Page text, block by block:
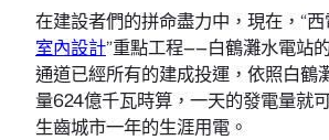
在建設者們的拼命盡力中，現在，“
室內設計”重點工程——白鶴灘水電站
通道已經所有的建成投運，依照白鶴
量624億千瓦時算，一天的發電量就
生齒城市一年的生涯用電。